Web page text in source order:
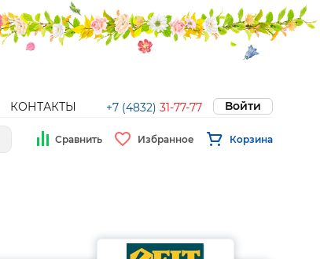
КОНТАКТЫ +7 (4832) 31-77-77 Войти
Сравнить Избранное Корзина